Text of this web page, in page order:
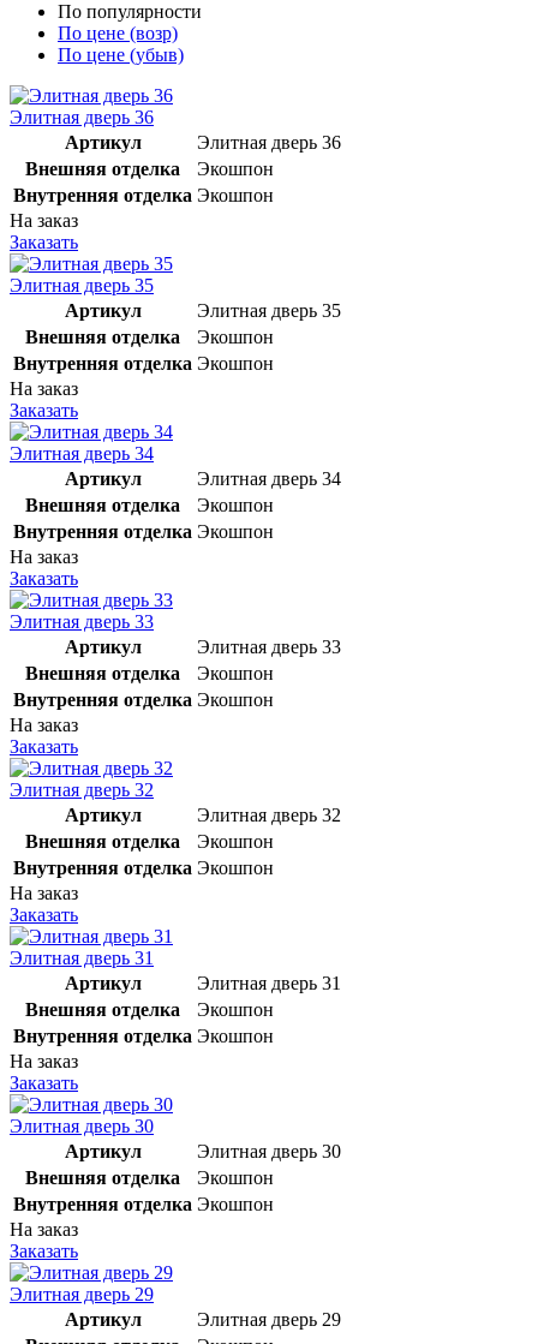
По популярности
По цене (возр)
По цене (убыв)
Элитная дверь 36
Артикул
Элитная дверь 36
Внешняя отделка
Экошпон
Внутренняя отделка Экошпон
На заказ
Заказать
Элитная дверь 35
Артикул
Элитная дверь 35
Внешняя отделка
Экошпон
Внутренняя отделка Экошпон
На заказ
Заказать
Элитная дверь 34
Артикул
Элитная дверь 34
Внешняя отделка
Экошпон
Внутренняя отделка Экошпон
На заказ
Заказать
Элитная дверь 33
Артикул
Элитная дверь 33
Внешняя отделка
Экошпон
Внутренняя отделка Экошпон
На заказ
Заказать
Элитная дверь 32
Артикул
Элитная дверь 32
Внешняя отделка
Экошпон
Внутренняя отделка Экошпон
На заказ
Заказать
Элитная дверь 31
Артикул
Элитная дверь 31
Внешняя отделка
Экошпон
Внутренняя отделка Экошпон
На заказ
Заказать
Элитная дверь 30
Артикул
Элитная дверь 30
Внешняя отделка
Экошпон
Внутренняя отделка Экошпон
На заказ
Заказать
Элитная дверь 29
Артикул
Элитная дверь 29